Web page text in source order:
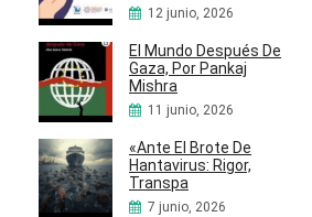
12 junio, 2026
El Mundo Después De
Gaza, Por Pankaj
Mishra
11 junio, 2026
«Ante El Brote De
Hantavirus: Rigor,
Transpa
7 junio, 2026